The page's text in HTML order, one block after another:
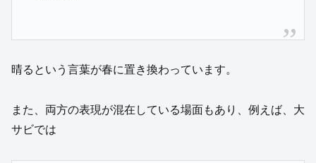
晴るという言葉が春に置き換わっています。
また、両方の表現が混在している場面もあり、例えば、大
サビでは